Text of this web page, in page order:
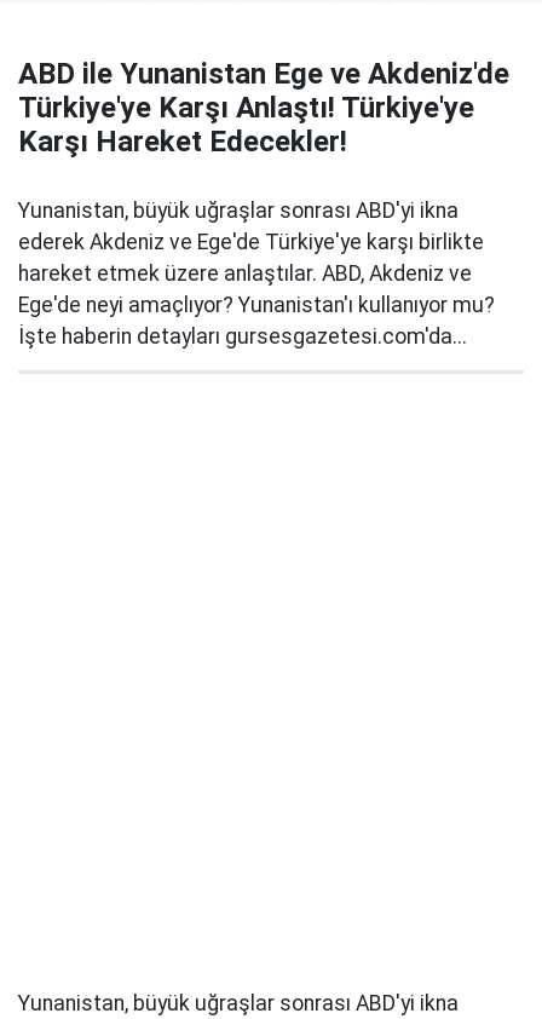
ABD ile Yunanistan Ege ve Akdeniz'de
Türkiye'ye Karşı Anlaştı! Türkiye'ye
Karşı Hareket Edecekler!
Yunanistan, büyük uğraşlar sonrası ABD'yi ikna
ederek Akdeniz ve Ege'de Türkiye'ye karşı birlikte
hareket etmek üzere anlaştılar. ABD, Akdeniz ve
Ege'de neyi amaçlıyor? Yunanistan'ı kullanıyor mu?
İşte haberin detayları gursesgazetesi.com'da...
Yunanistan, büyük uğraşlar sonrası ABD'yi ikna